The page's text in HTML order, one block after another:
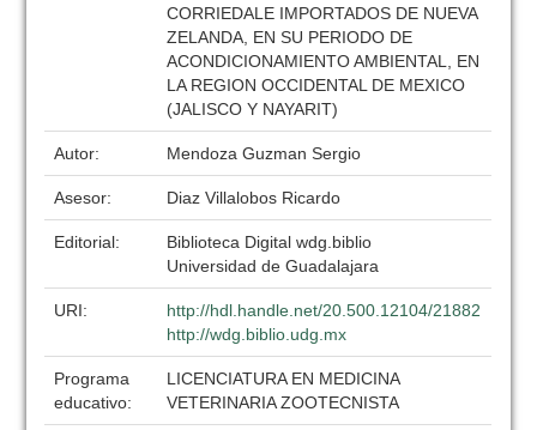
CORRIEDALE IMPORTADOS DE NUEVA
ZELANDA, EN SU PERIODO DE
ACONDICIONAMIENTO AMBIENTAL, EN
LA REGION OCCIDENTAL DE MEXICO
(JALISCO Y NAYARIT)
Autor: Mendoza Guzman Sergio
Asesor: Diaz Villalobos Ricardo
Editorial:
Biblioteca Digital wdg.biblio
Universidad de Guadalajara
URI:
http://hdl.handle.net/20.500.12104/21882
http://wdg.biblio.udg.mx
Programa
educativo:
LICENCIATURA EN MEDICINA
VETERINARIA ZOOTECNISTA